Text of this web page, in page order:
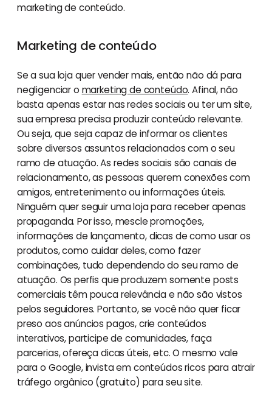
marketing de conteúdo.
Marketing de conteúdo
Se a sua loja quer vender mais, então não dá para
negligenciar o marketing de conteúdo. Afinal, não
basta apenas estar nas redes sociais ou ter um site,
sua empresa precisa produzir conteúdo relevante.
Ou seja, que seja capaz de informar os clientes
sobre diversos assuntos relacionados com o seu
ramo de atuação. As redes sociais são canais de
relacionamento, as pessoas querem conexões com
amigos, entretenimento ou informações úteis.
Ninguém quer seguir uma loja para receber apenas
propaganda. Por isso, mescle promoções,
informações de lançamento, dicas de como usar os
produtos, como cuidar deles, como fazer
combinações, tudo dependendo do seu ramo de
atuação. Os perfis que produzem somente posts
comerciais têm pouca relevância e não são vistos
pelos seguidores. Portanto, se você não quer ficar
preso aos anúncios pagos, crie conteúdos
interativos, participe de comunidades, faça
parcerias, ofereça dicas úteis, etc. O mesmo vale
para o Google, invista em conteúdos ricos para atrair
tráfego orgânico (gratuito) para seu site.